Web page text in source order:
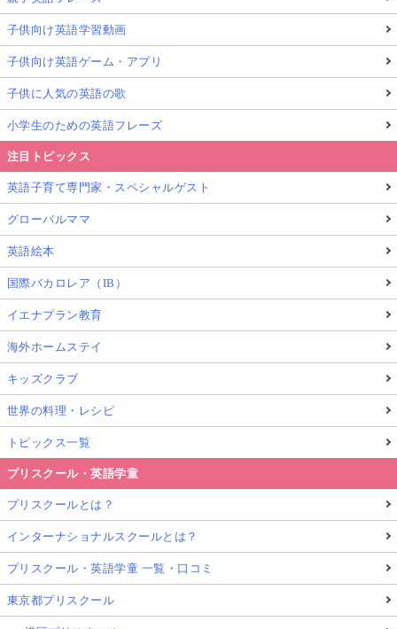
子供向け英語学習動画
子供向け英語ゲーム・アプリ
子供に人気の英語の歌
小学生のための英語フレーズ
注目トピックス
英語子育て専門家・スペシャルゲスト
グローバルママ
英語絵本
国際バカロレア（IB）
イエナプラン教育
海外ホームステイ
キッズクラブ
世界の料理・レシピ
トピックス一覧
プリスクール・英語学童
プリスクールとは？
インターナショナルスクールとは？
プリスクール・英語学童 一覧・口コミ
東京都プリスクール